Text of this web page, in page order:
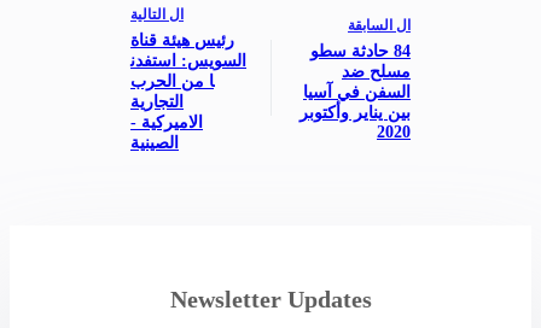
ال السابقة
84 حادثة سطو
مسلح ضد
السفن في آسيا
بين يناير وأكتوبر
2020
الالتالية
رئيس هيئة قناة
السويس: استفدن
ا من الحرب
التجارية
الاميركية -
الصينية
Newsletter Updates